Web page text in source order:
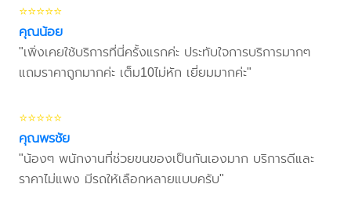
⭐⭐⭐⭐⭐
คุณน้อย
"เพิ่งเคยใช้บริการที่นี่ครั้งแรกค่ะ ประทับใจการบริการมากๆ
แถมราคาถูกมากค่ะ เต็ม10ไม่หัก เยี่ยมมากค่ะ"
⭐⭐⭐⭐⭐
คุณพรชัย
"น้องๆ พนักงานที่ช่วยขนของเป็นกันเองมาก บริการดีและ
ราคาไม่แพง มีรถให้เลือกหลายแบบครับ"